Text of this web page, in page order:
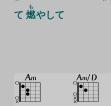
て燃
も
やして